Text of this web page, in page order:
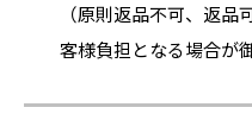
（原則返品不可、返
客様負担となる場合が